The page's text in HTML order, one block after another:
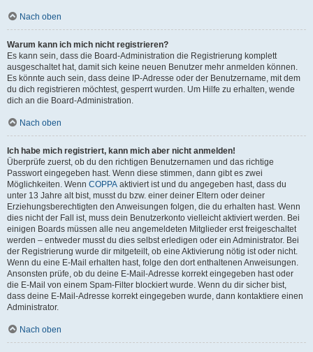
Nach oben
Warum kann ich mich nicht registrieren?
Es kann sein, dass die Board-Administration die Registrierung komplett
ausgeschaltet hat, damit sich keine neuen Benutzer mehr anmelden können.
Es könnte auch sein, dass deine IP-Adresse oder der Benutzername, mit dem
du dich registrieren möchtest, gesperrt wurden. Um Hilfe zu erhalten, wende
dich an die Board-Administration.
Nach oben
Ich habe mich registriert, kann mich aber nicht anmelden!
Überprüfe zuerst, ob du den richtigen Benutzernamen und das richtige
Passwort eingegeben hast. Wenn diese stimmen, dann gibt es zwei
Möglichkeiten. Wenn COPPA aktiviert ist und du angegeben hast, dass du
unter 13 Jahre alt bist, musst du bzw. einer deiner Eltern oder deiner
Erziehungsberechtigten den Anweisungen folgen, die du erhalten hast. Wenn
dies nicht der Fall ist, muss dein Benutzerkonto vielleicht aktiviert werden. Bei
einigen Boards müssen alle neu angemeldeten Mitglieder erst freigeschaltet
werden – entweder musst du dies selbst erledigen oder ein Administrator. Bei
der Registrierung wurde dir mitgeteilt, ob eine Aktivierung nötig ist oder nicht.
Wenn du eine E-Mail erhalten hast, folge den dort enthaltenen Anweisungen.
Ansonsten prüfe, ob du deine E-Mail-Adresse korrekt eingegeben hast oder
die E-Mail von einem Spam-Filter blockiert wurde. Wenn du dir sicher bist,
dass deine E-Mail-Adresse korrekt eingegeben wurde, dann kontaktiere einen
Administrator.
Nach oben